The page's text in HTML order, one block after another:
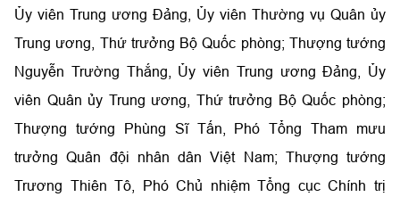
Ủy viên Trung ương Đảng, Ủy viên Thường vụ Quân ủy
Trung ương, Thứ trưởng Bộ Quốc phòng; Thượng tướng
Nguyễn Trường Thắng, Ủy viên Trung ương Đảng, Ủy
viên Quân ủy Trung ương, Thứ trưởng Bộ Quốc phòng;
Thượng tướng Phùng Sĩ Tấn, Phó Tổng Tham mưu
trưởng Quân đội nhân dân Việt Nam; Thượng tướng
Trương Thiên Tô, Phó Chủ nhiệm Tổng cục Chính trị